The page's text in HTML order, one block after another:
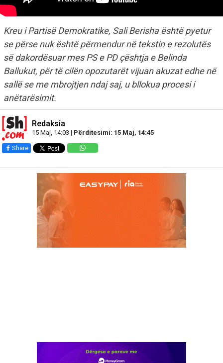
Kreu i Partisë Demokratike, Sali Berisha është pyetur
se përse nuk është përmendur në tekstin e rezolutës
së dakordësuar mes PS e PD çështja e Belinda
Ballukut, për të cilën opozutarët vijuan akuzat edhe në
sallë se me mbrojtjen ndaj saj, u bllokua procesi i
anëtarësimit.
Redaksia
15 Maj, 14:03 | Përditesimi: 15 Maj, 14:45
Share